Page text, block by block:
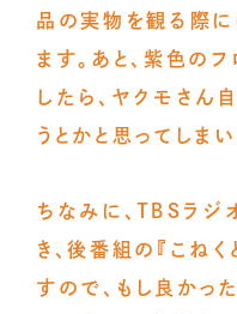
品の実物を観る際に
ます。あと、紫色の
したら、ヤクモさん
うとかと思ってしまい
ちなみに、ＴＢＳラ
き、後番組の『こね
すので、もし良かっ